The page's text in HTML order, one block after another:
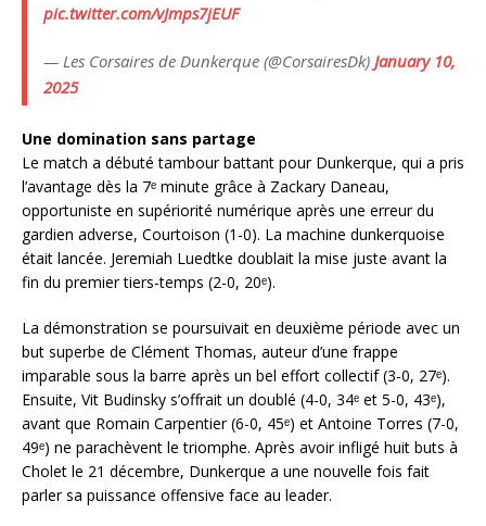
pic.twitter.com/vJmps7jEUF
— Les Corsaires de Dunkerque (@CorsairesDk) January 10,
2025
Une domination sans partage
Le match a débuté tambour battant pour Dunkerque, qui a pris
l’avantage dès la 7ᵉ minute grâce à Zackary Daneau,
opportuniste en supériorité numérique après une erreur du
gardien adverse, Courtoison (1-0). La machine dunkerquoise
était lancée. Jeremiah Luedtke doublait la mise juste avant la
fin du premier tiers-temps (2-0, 20ᵉ).
La démonstration se poursuivait en deuxième période avec un
but superbe de Clément Thomas, auteur d’une frappe
imparable sous la barre après un bel effort collectif (3-0, 27ᵉ).
Ensuite, Vit Budinsky s’offrait un doublé (4-0, 34ᵉ et 5-0, 43ᵉ),
avant que Romain Carpentier (6-0, 45ᵉ) et Antoine Torres (7-0,
49ᵉ) ne parachèvent le triomphe. Après avoir infligé huit buts à
Cholet le 21 décembre, Dunkerque a une nouvelle fois fait
parler sa puissance offensive face au leader.